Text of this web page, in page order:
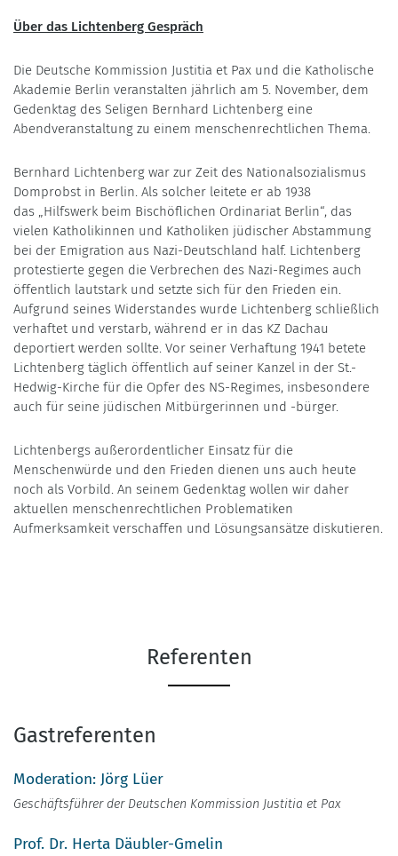
Über das Lichtenberg Gespräch
Die Deutsche Kommission Justitia et Pax und die Katholische
Akademie Berlin veranstalten jährlich am 5. November, dem
Gedenktag des Seligen Bernhard Lichtenberg eine
Abendveranstaltung zu einem menschenrechtlichen Thema.
Bernhard Lichtenberg war zur Zeit des Nationalsozialismus
Domprobst in Berlin. Als solcher leitete er ab 1938
das „Hilfswerk beim Bischöflichen Ordinariat Berlin“, das
vielen Katholikinnen und Katholiken jüdischer Abstammung
bei der Emigration aus Nazi-Deutschland half. Lichtenberg
protestierte gegen die Verbrechen des Nazi-Regimes auch
öffentlich lautstark und setzte sich für den Frieden ein.
Aufgrund seines Widerstandes wurde Lichtenberg schließlich
verhaftet und verstarb, während er in das KZ Dachau
deportiert werden sollte. Vor seiner Verhaftung 1941 betete
Lichtenberg täglich öffentlich auf seiner Kanzel in der St.-
Hedwig-Kirche für die Opfer des NS-Regimes, insbesondere
auch für seine jüdischen Mitbürgerinnen und -bürger.
Lichtenbergs außerordentlicher Einsatz für die
Menschenwürde und den Frieden dienen uns auch heute
noch als Vorbild. An seinem Gedenktag wollen wir daher
aktuellen menschenrechtlichen Problematiken
Aufmerksamkeit verschaffen und Lösungsansätze diskutieren.
Referenten
Gastreferenten
Moderation: Jörg Lüer
Geschäftsführer der Deutschen Kommission Justitia et Pax
Prof. Dr. Herta Däubler-Gmelin